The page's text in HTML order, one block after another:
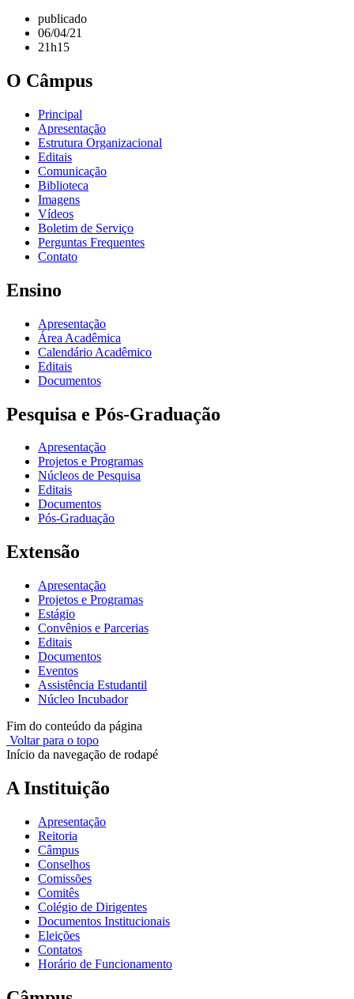
publicado
06/04/21
21h15
O Câmpus
Principal
Apresentação
Estrutura Organizacional
Editais
Comunicação
Biblioteca
Imagens
Vídeos
Boletim de Serviço
Perguntas Frequentes
Contato
Ensino
Apresentação
Área Acadêmica
Calendário Acadêmico
Editais
Documentos
Pesquisa e Pós-Graduação
Apresentação
Projetos e Programas
Núcleos de Pesquisa
Editais
Documentos
Pós-Graduação
Extensão
Apresentação
Projetos e Programas
Estágio
Convênios e Parcerias
Editais
Documentos
Eventos
Assistência Estudantil
Núcleo Incubador
Fim do conteúdo da página
Voltar para o topo
Início da navegação de rodapé
A Instituição
Apresentação
Reitoria
Câmpus
Conselhos
Comissões
Comitês
Colégio de Dirigentes
Documentos Institucionais
Eleições
Contatos
Horário de Funcionamento